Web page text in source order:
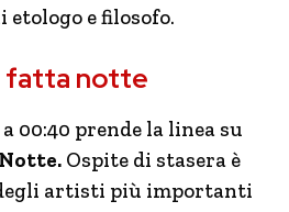
etologo e filosofo.
fatta notte
00:40 prende la linea su
Ospite di stasera è
artisti più importanti